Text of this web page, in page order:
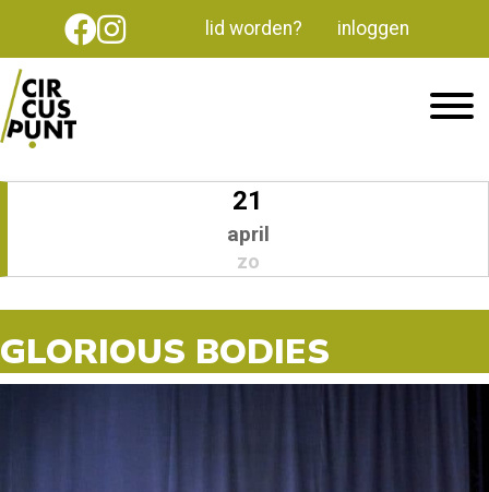
lid worden? inloggen
21
april
zo
GLORIOUS BODIES